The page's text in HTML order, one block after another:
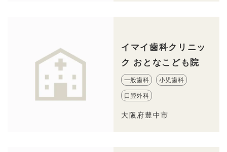
イマイ歯科クリニッ
ク おとなこども院
一般歯科 小児歯科
口腔外科
大阪府豊中市